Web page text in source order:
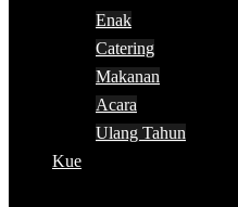
Enak
Catering
Makanan
Acara
Ulang Tahun
Kue